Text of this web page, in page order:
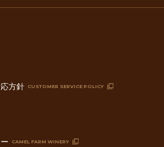
方針 CUSTOMER SERVICE POLICY
CAMEL FARM WINERY